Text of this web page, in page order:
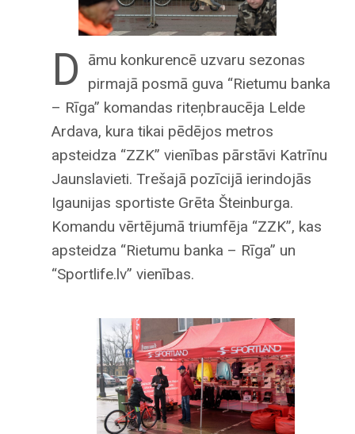
D
āmu konkurencē uzvaru sezonas
pirmajā posmā guva “Rietumu banka
– Rīga” komandas riteņbraucēja Lelde
Ardava, kura tikai pēdējos metros
apsteidza “ZZK” vienības pārstāvi Katrīnu
Jaunslavieti. Trešajā pozīcijā ierindojās
Igaunijas sportiste Grēta Šteinburga.
Komandu vērtējumā triumfēja “ZZK”, kas
apsteidza “Rietumu banka – Rīga” un
“Sportlife.lv” vienības.